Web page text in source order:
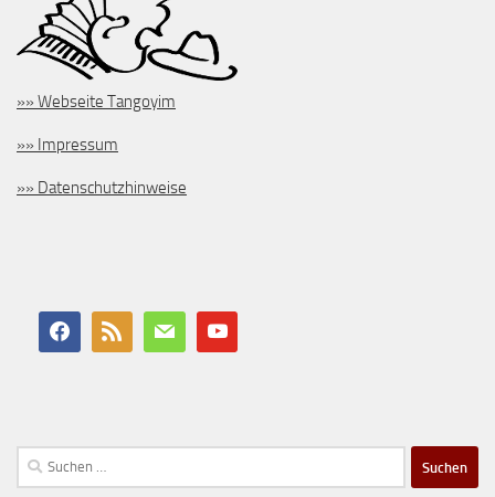
»» Webseite Tangoyim
»» Impressum
»» Datenschutzhinweise
Suchen
nach: